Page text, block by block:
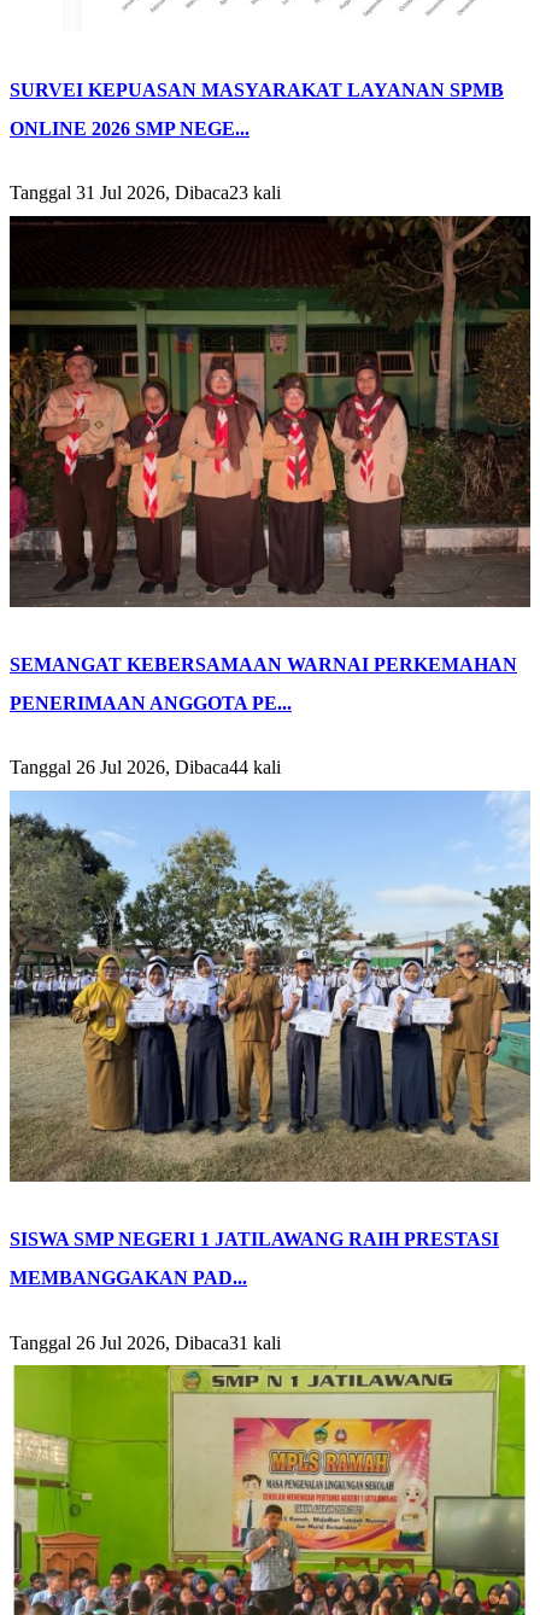
SURVEI KEPUASAN MASYARAKAT LAYANAN SPMB
ONLINE 2026 SMP NEGE...
Tanggal 31 Jul 2026, Dibaca23 kali
SEMANGAT KEBERSAMAAN WARNAI PERKEMAHAN
PENERIMAAN ANGGOTA PE...
Tanggal 26 Jul 2026, Dibaca44 kali
SISWA SMP NEGERI 1 JATILAWANG RAIH PRESTASI
MEMBANGGAKAN PAD...
Tanggal 26 Jul 2026, Dibaca31 kali